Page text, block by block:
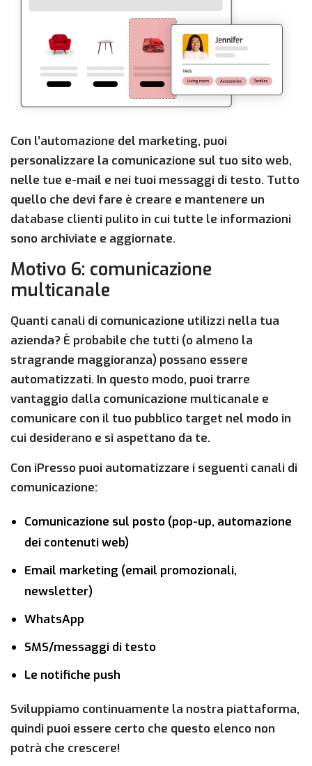
Con l’automazione del marketing, puoi
personalizzare la comunicazione sul tuo sito web,
nelle tue e-mail e nei tuoi messaggi di testo. Tutto
quello che devi fare è creare e mantenere un
database clienti pulito in cui tutte le informazioni
sono archiviate e aggiornate.
Motivo 6: comunicazione
multicanale
Quanti canali di comunicazione utilizzi nella tua
azienda? È probabile che tutti (o almeno la
stragrande maggioranza) possano essere
automatizzati. In questo modo, puoi trarre
vantaggio dalla comunicazione multicanale e
comunicare con il tuo pubblico target nel modo in
cui desiderano e si aspettano da te.
Con iPresso puoi automatizzare i seguenti canali di
comunicazione:
Comunicazione sul posto (pop-up, automazione
dei contenuti web)
Email marketing (email promozionali,
newsletter)
WhatsApp
SMS/messaggi di testo
Le notifiche push
Sviluppiamo continuamente la nostra piattaforma,
quindi puoi essere certo che questo elenco non
potrà che crescere!